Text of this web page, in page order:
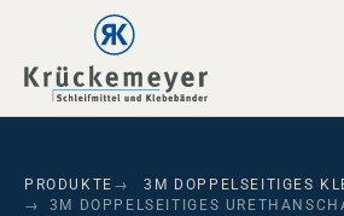
Skip to main navigation
Skip to main content
Skip to page footer
PRODUKTE
3M DOPPELSEITIGES
3M DOPPELSEITIGES